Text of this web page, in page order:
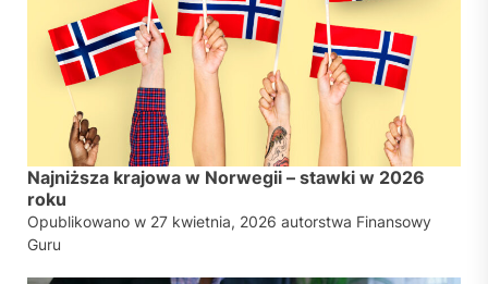
Najniższa krajowa w Norwegii – stawki w 2026
roku
Opublikowano w 27 kwietnia, 2026 autorstwa Finansowy
Guru